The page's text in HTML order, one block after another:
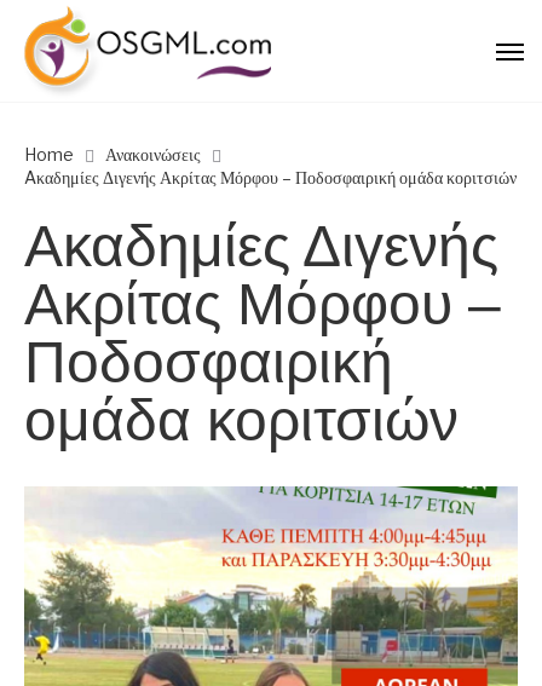
Home
Ανακοινώσεις
Aκαδημίες Διγενής Ακρίτας Μόρφου – Ποδοσφαιρική ομάδα κοριτσιών
Aκαδημίες Διγενής
Ακρίτας Μόρφου –
Ποδοσφαιρική
ομάδα κοριτσιών